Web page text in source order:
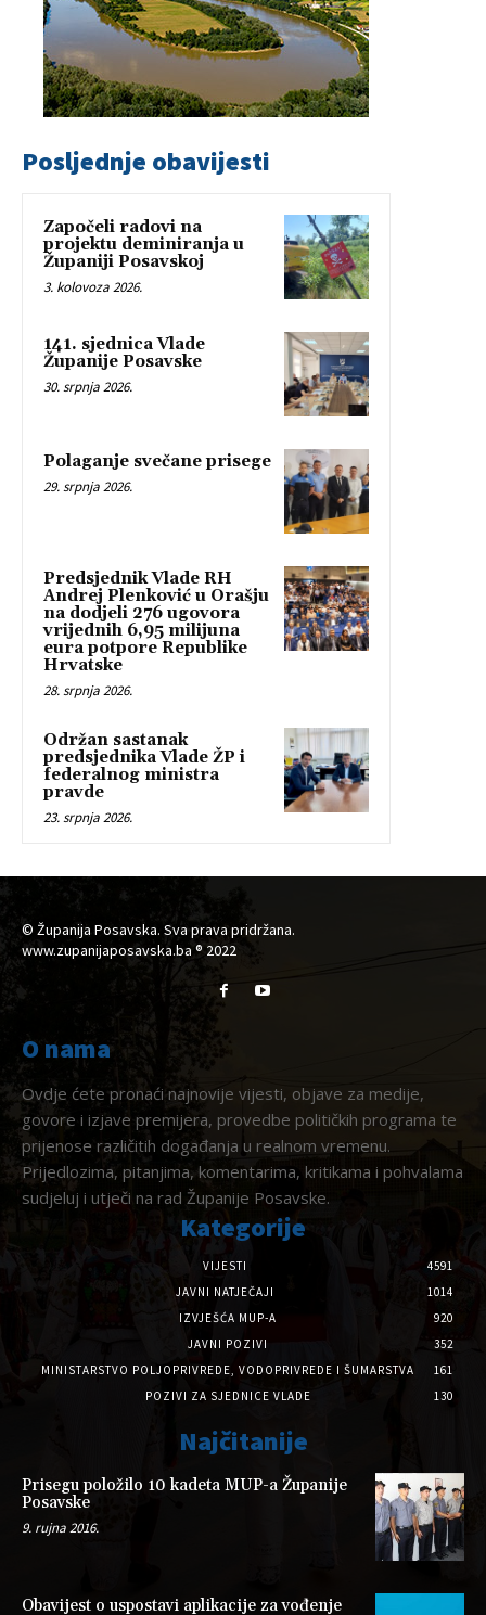
Posljednje obavijesti
Započeli radovi na
projektu deminiranja u
Županiji Posavskoj
3. kolovoza 2026.
141. sjednica Vlade
Županije Posavske
30. srpnja 2026.
Polaganje svečane prisege
29. srpnja 2026.
Predsjednik Vlade RH
Andrej Plenković u Orašju
na dodjeli 276 ugovora
vrijednih 6,95 milijuna
eura potpore Republike
Hrvatske
28. srpnja 2026.
Održan sastanak
predsjednika Vlade ŽP i
federalnog ministra
pravde
23. srpnja 2026.
© Županija Posavska. Sva prava pridržana.
www.zupanijaposavska.ba ® 2022
O nama
Ovdje ćete pronaći najnovije vijesti, objave za medije,
govore i izjave premijera, provedbe političkih programa te
prijenose različitih događanja u realnom vremenu.
Prijedlozima, pitanjima, komentarima, kritikama i pohvalama
sudjeluj i utječi na rad Županije Posavske.
Kategorije
VIJESTI
4591
JAVNI NATJEČAJI
1014
IZVJEŠĆA MUP-A
920
JAVNI POZIVI
352
MINISTARSTVO POLJOPRIVREDE, VODOPRIVREDE I ŠUMARSTVA
161
POZIVI ZA SJEDNICE VLADE
130
Najčitanije
Prisegu položilo 10 kadeta MUP-a Županije
Posavske
9. rujna 2016.
Obavijest o uspostavi aplikacije za vođenje